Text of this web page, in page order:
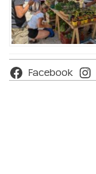
Facebook